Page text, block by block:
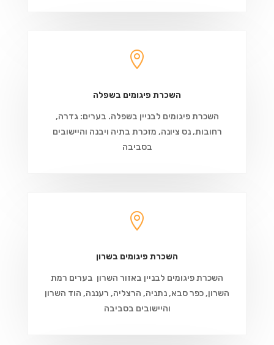

השכרת פיגומים בשפלה
השכרת פיגומים לבניין בשפלה. בערים: גדרה,
רחובות, נס ציונה, מזכרת בתיה ויבנה והיישובים
בסביבה

השכרת פיגומים בשרון
השכרת פיגומים לבניין באזור השרון בערים רמת
השרון, כפר סבא, נתניה, הרצליה, רעננה, הוד השרון
והיישובים בסביבה